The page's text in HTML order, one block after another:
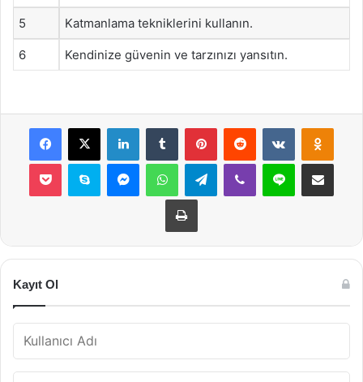
5 Katmanlama tekniklerini kullanın.
6 Kendinize güvenin ve tarzınızı yansıtın.
Facebook
X LinkedInTumblr PinterestReddit VKontakte
Pocket Skype MessengerWhatsAppTelegramViber Line E-Posta ile
Yazdır
Kayıt Ol